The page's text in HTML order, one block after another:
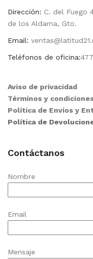
Dirección: C. del Fuego
de los Aldama, Gto.
Email:
Teléfonos de oficina:
Aviso de privacidad
Términos y
Política de Envíos y
Política de
Contáctanos
Nombre
Email
Mensaje